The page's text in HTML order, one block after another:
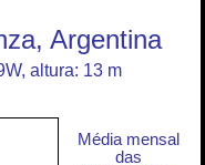
Argentina
altura: 13 m
Média mensal
das